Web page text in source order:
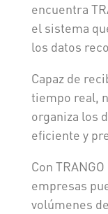
encuentra
el sistema
los datos
Capaz de
tiempo real,
organiza los
eficiente y
Con
empresas
volúmenes